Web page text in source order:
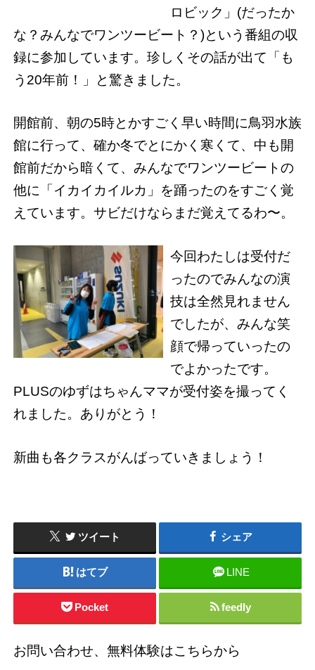
ロビック」(だったか
な？みんなでワンツービート？)という番組の収
録に参加しています。珍しくその話が出て「も
う20年前！」と驚きました。
開館前、朝の5時とかすごく早い時間に鳥羽水族
館に行って、確か冬でとにかく寒くて、中も開
館前だから暗くて、みんなでワンツービートの
他に「イカイカイルカ」を踊ったのをすごく覚
えています。サビだけならまだ覚えてるわ〜。
今回わたしは受付だ
ったのでみんなの演
技は全然見れません
でしたが、みんな笑
顔で帰っていったの
でよかったです。
PLUSのゆずはちゃんママが受付姿を撮ってく
れました。ありがとう！
新曲も各クラスがんばっていきましょう！
ツイート シェア
はてブ LINE
Pocket feedly
お問い合わせ、無料体験はこちらから